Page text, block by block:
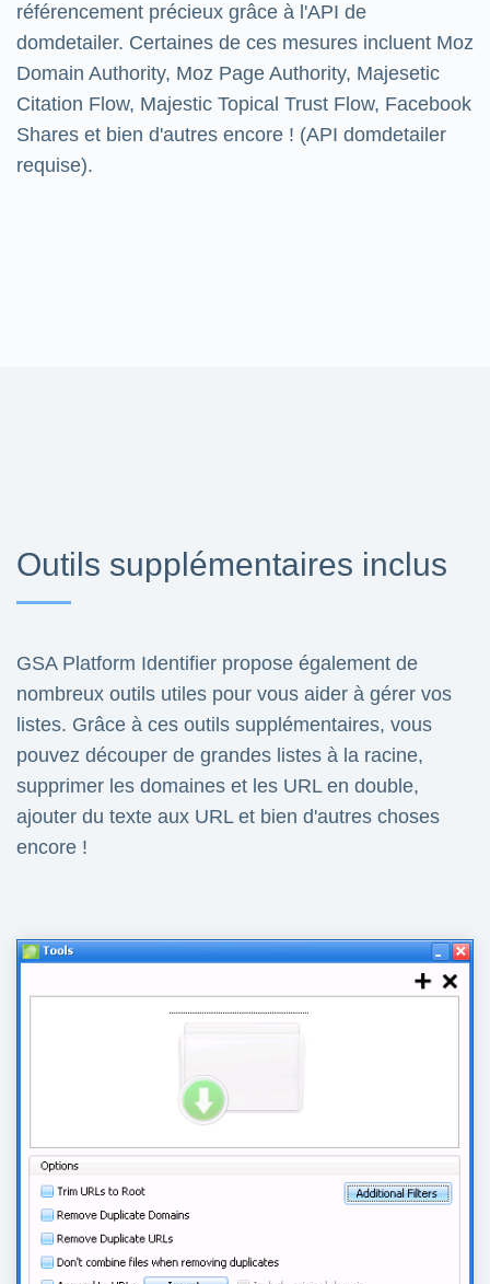
référencement précieux grâce à l'API de
domdetailer. Certaines de ces mesures incluent Moz
Domain Authority, Moz Page Authority, Majesetic
Citation Flow, Majestic Topical Trust Flow, Facebook
Shares et bien d'autres encore ! (API domdetailer
requise).
Outils supplémentaires inclus
GSA Platform Identifier propose également de
nombreux outils utiles pour vous aider à gérer vos
listes. Grâce à ces outils supplémentaires, vous
pouvez découper de grandes listes à la racine,
supprimer les domaines et les URL en double,
ajouter du texte aux URL et bien d'autres choses
encore !